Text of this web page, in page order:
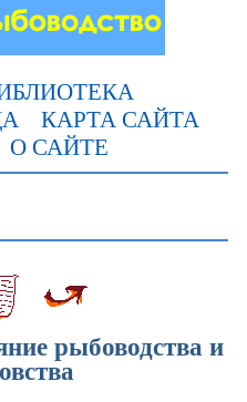
КАРТА САЙТА
О САЙТЕ
рыбоводства и